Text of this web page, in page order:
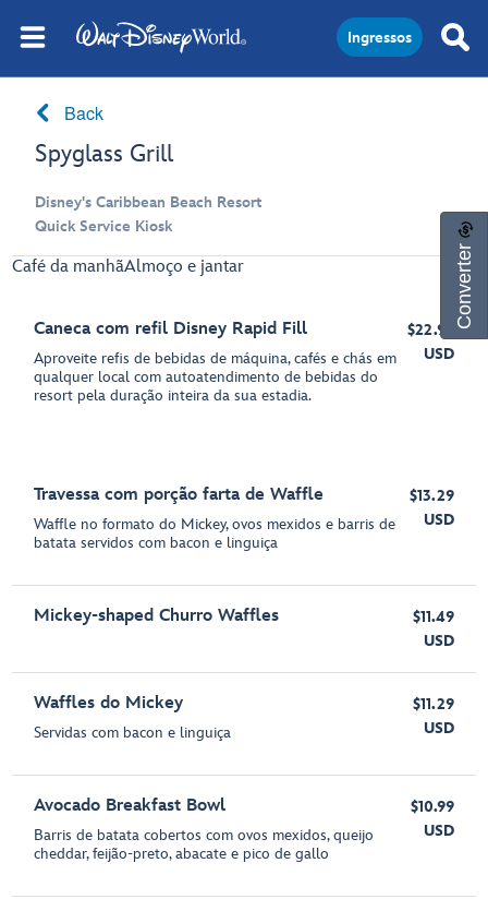
Ingressos
Back
Spyglass Grill
Disney's Caribbean Beach Resort
Quick Service Kiosk
Café da manhãAlmoço e jantar
Caneca com refil Disney Rapid Fill
Aproveite refis de bebidas de máquina, cafés e chás em
qualquer local com autoatendimento de bebidas do
resort pela duração inteira da sua estadia.
$22.99
USD
Travessa com porção farta de Waffle
Waffle no formato do Mickey, ovos mexidos e barris de
batata servidos com bacon e linguiça
$13.29
USD
Mickey-shaped Churro Waffles
$11.49
USD
Waffles do Mickey
Servidas com bacon e linguiça
$11.29
USD
Avocado Breakfast Bowl
Barris de batata cobertos com ovos mexidos, queijo
cheddar, feijão-preto, abacate e pico de gallo
$10.99
USD
Converter